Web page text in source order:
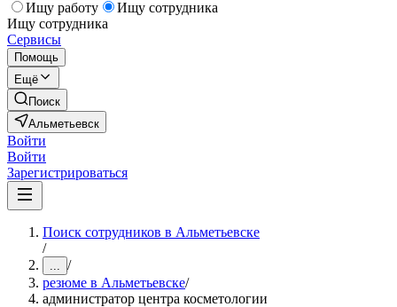
Ищу работу
Ищу сотрудника
Ищу сотрудника
Сервисы
Помощь
Ещё
Поиск
Альметьевск
Войти
Войти
Зарегистрироваться
Поиск сотрудников в Альметьевске
/
... /
резюме в Альметьевске/
администратор центра косметологии